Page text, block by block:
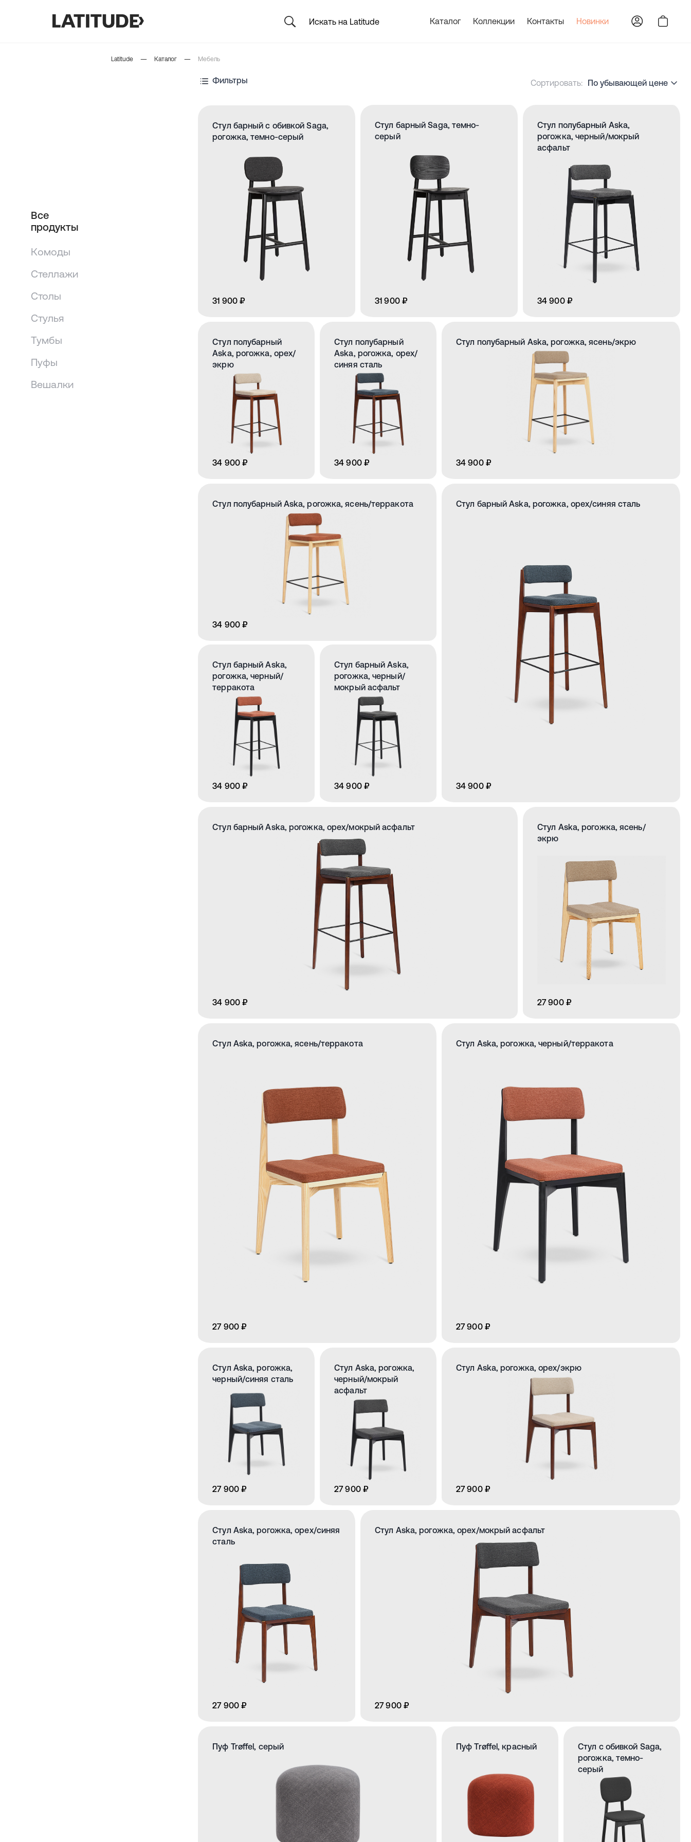
Каталог Коллекции Контакты Новинки
Latitude — Каталог — Мебель
Все
продукты
Комоды
Стеллажи
Столы
Стулья
Тумбы
Пуфы
Вешалки
Фильтры Сортировать: По убывающей цене
Стул барный с обивкой Saga,
рогожка, темно-серый
31 900 ₽
Стул барный Saga, темно-
серый
31 900 ₽
Стул полубарный Aska,
рогожка, черный/мокрый
асфальт
34 900 ₽
Стул полубарный
Aska, рогожка, орех/
экрю
34 900 ₽
Стул полубарный
Aska, рогожка, орех/
синяя сталь
34 900 ₽
Стул полубарный Aska, рогожка, ясень/экрю
34 900 ₽
Стул полубарный Aska, рогожка, ясень/терракота
34 900 ₽
Стул барный Aska,
рогожка, черный/
терракота
34 900 ₽
Стул барный Aska,
рогожка, черный/
мокрый асфальт
34 900 ₽
Стул барный Aska, рогожка, орех/синяя сталь
34 900 ₽
Стул барный Aska, рогожка, орех/мокрый асфальт
34 900 ₽
Стул Aska, рогожка, ясень/
экрю
27 900 ₽
Стул Aska, рогожка, ясень/терракота
27 900 ₽
Стул Aska, рогожка, черный/терракота
27 900 ₽
Стул Aska, рогожка,
черный/синяя сталь
27 900 ₽
Стул Aska, рогожка,
черный/мокрый
асфальт
27 900 ₽
Стул Aska, рогожка, орех/экрю
27 900 ₽
Стул Aska, рогожка, орех/синяя
сталь
27 900 ₽
Стул Aska, рогожка, орех/мокрый асфальт
27 900 ₽
Пуф Trøffel, серый Пуф Trøffel, красный
Стул с обивкой Saga,
рогожка, темно-
серый